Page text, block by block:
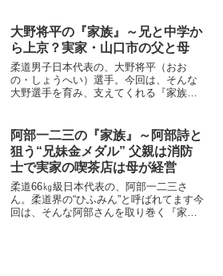
年月日：1994年〈平成6年〉4月7日身
長：163cm血液型：...
大野将平の『家族』～兄と中学か
ら上京？実家・山口市の父と母
柔道男子日本代表の、大野将平（おお
の・しょうへい）選手。今回は、そんな
大野選手を育み、支えてくれる『家族』
県山口市。大野選手は7歳の時、山口市に
ある「松美柔道スポーツ少...
阿部一二三の『家族』～阿部詩と
狙う“兄妹金メダル” 父親は消防
士で実家の喫茶店は母が経営
柔道66㎏級日本代表の、阿部一二三さ
ん。柔道界の“ひふみん”と呼ばれてます今
回は、そんな阿部さんを取り巻く『家